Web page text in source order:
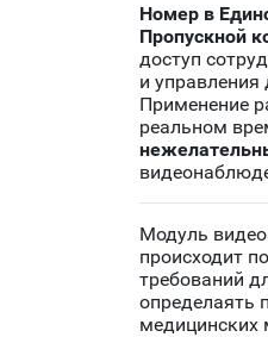
Номер в
Пропускной
доступ
и управления
Применение
реальном
Модуль
происходит
требований
определаять
медицинских